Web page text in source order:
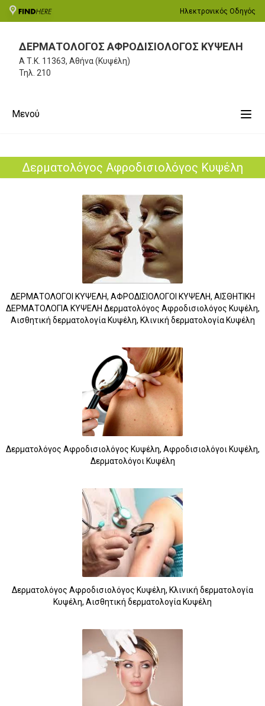
Ηλεκτρονικός Οδηγός
ΔΕΡΜΑΤΟΛΟΓΟΣ ΑΦΡΟΔΙΣΙΟΛΟΓΟΣ ΚΥΨΕΛΗ
Α Τ.Κ. 11363, Αθήνα (Κυψέλη)
Τηλ. 210
Μενού
Δερματολόγος Αφροδισιολόγος Κυψέλη
ΔΕΡΜΑΤΟΛΟΓΟΙ ΚΥΨΕΛΗ, ΑΦΡΟΔΙΣΙΟΛΟΓΟΙ ΚΥΨΕΛΗ, ΑΙΣΘΗΤΙΚΗ
ΔΕΡΜΑΤΟΛΟΓΙΑ ΚΥΨΕΛΗ Δερματολόγος Αφροδισιολόγος Κυψέλη,
Αισθητική δερματολογία Κυψέλη, Κλινική δερματολογία Κυψέλη
Δερματολόγος Αφροδισιολόγος Κυψέλη, Αφροδισιολόγοι Κυψέλη,
Δερματολόγοι Κυψέλη
Δερματολόγος Αφροδισιολόγος Κυψέλη, Κλινική δερματολογία
Κυψέλη, Αισθητική δερματολογία Κυψέλη